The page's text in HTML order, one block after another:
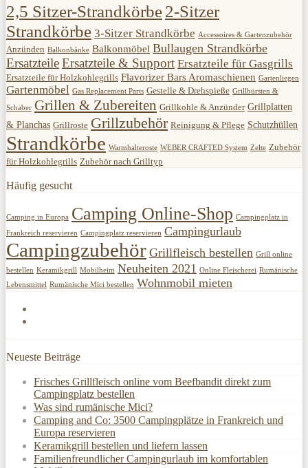
2,5 Sitzer-Strandkörbe2-Sitzer
Strandkörbe 3-Sitzer Strandkörbe Accessoires & Gartenzubehör
Anzünden Balkonbänke Balkonmöbel Bullaugen Strandkörbe
ErsatzteileErsatzteile & Support Ersatzteile für Gasgrills
Ersatzteile für Holzkohlegrills Flavorizer Bars Aromaschienen Gartenliegen
Gartenmöbel Gas Replacement Parts Gestelle & Drehspieße Grillbürsten &
Schaber Grillen & Zubereiten Grillkohle & Anzünder Grillplatten
& Planchas Grillroste Grillzubehör Reinigung & Pflege Schutzhüllen
Strandkörbe Warmhalteroste WEBER CRAFTED System Zelte Zubehör
für Holzkohlegrills Zubehör nach Grilltyp
Häufig gesucht
Camping in Europa Camping Online-Shop Campingplatz in
Frankreich reservieren Campingplatz reservieren Campingurlaub
Campingzubehör Grillfleisch bestellen Grill online
bestellen Keramikgrill Mobilheim Neuheiten 2021 Online Fleischerei Rumänische
Lebensmittel Rumänische Mici bestellen Wohnmobil mieten
Neueste Beiträge
Frisches Grillfleisch online vom Beefbandit direkt zum
Campingplatz bestellen
Was sind rumänische Mici?
Camping and Co: 3500 Campingplätze in Frankreich und
Europa reservieren
Keramikgrill bestellen und liefern lassen
Familienfreundlicher Campingurlaub im komfortablen